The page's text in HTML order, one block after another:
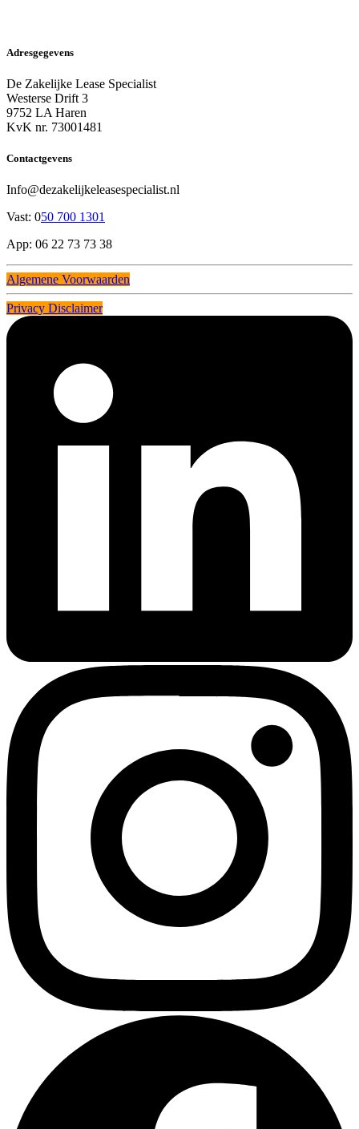
Adresgegevens
De Zakelijke Lease Specialist
Westerse Drift 3
9752 LA Haren
KvK nr. 73001481
Contactgevens
Info@dezakelijkeleasespecialist.nl
Vast: 050 700 1301
App: 06 22 73 73 38
Algemene Voorwaarden
Privacy Disclaimer